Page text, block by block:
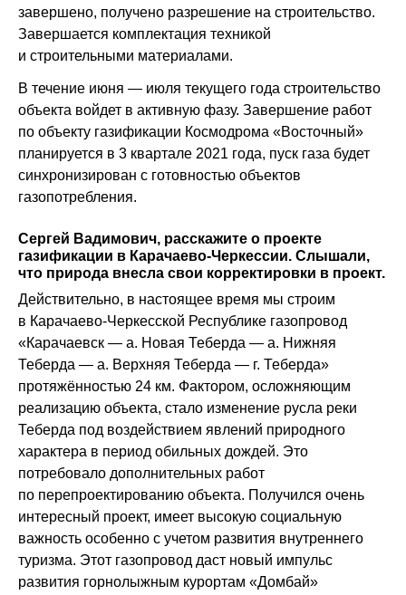
завершено, получено разрешение на строительство.
Завершается комплектация техникой
и строительными материалами.
В течение июня — июля текущего года строительство
объекта войдет в активную фазу. Завершение работ
по объекту газификации Космодрома «Восточный»
планируется в 3 квартале 2021 года, пуск газа будет
синхронизирован с готовностью объектов
газопотребления.
Сергей Вадимович, расскажите о проекте
газификации в Карачаево-Черкессии. Слышали,
что природа внесла свои корректировки в проект.
Действительно, в настоящее время мы строим
в Карачаево-Черкесской Республике газопровод
«Карачаевск — а. Новая Теберда — а. Нижняя
Теберда — а. Верхняя Теберда — г. Теберда»
протяжённостью 24 км. Фактором, осложняющим
реализацию объекта, стало изменение русла реки
Теберда под воздействием явлений природного
характера в период обильных дождей. Это
потребовало дополнительных работ
по перепроектированию объекта. Получился очень
интересный проект, имеет высокую социальную
важность особенно с учетом развития внутреннего
туризма. Этот газопровод даст новый импульс
развития горнолыжным курортам «Домбай»